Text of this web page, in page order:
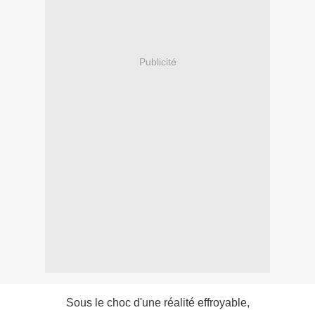
Publicité
Sous le choc d'une réalité effroyable,